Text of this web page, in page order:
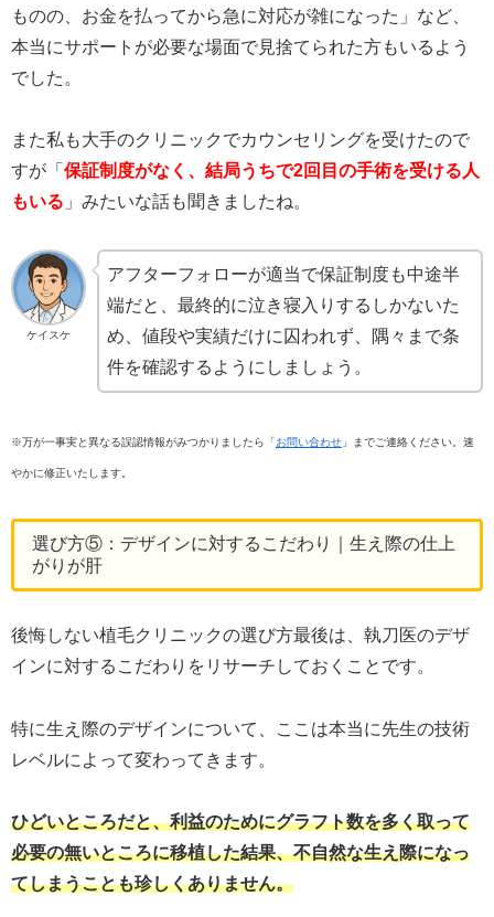
ものの、お金を払ってから急に対応が雑になった」など、
本当にサポートが必要な場面で見捨てられた方もいるよう
でした。
また私も大手のクリニックでカウンセリングを受けたので
すが「 保証制度がなく、結局うちで2回目の手術を受ける人
もいる 」みたいな話も聞きましたね。
ケイスケ
アフターフォローが適当で保証制度も中途半
端だと、最終的に泣き寝入りするしかないた
め、値段や実績だけに囚われず、隅々まで条
件を確認するようにしましょう。
※万が一事実と異なる誤認情報がみつかりましたら「お問い合わせ 」までご連絡ください。速
やかに修正いたします。
選び方⑤：デザインに対するこだわり｜生え際の仕上
がりが肝
後悔しない植毛クリニックの選び方最後は、執刀医のデザ
インに対するこだわりをリサーチしておくことです。
特に生え際のデザインについて、ここは本当に先生の技術
レベルによって変わってきます。
ひどいところだと、利益のためにグラフト数を多く取って
必要の無いところに移植した結果、不自然な生え際になっ
てしまうことも珍しくありません。